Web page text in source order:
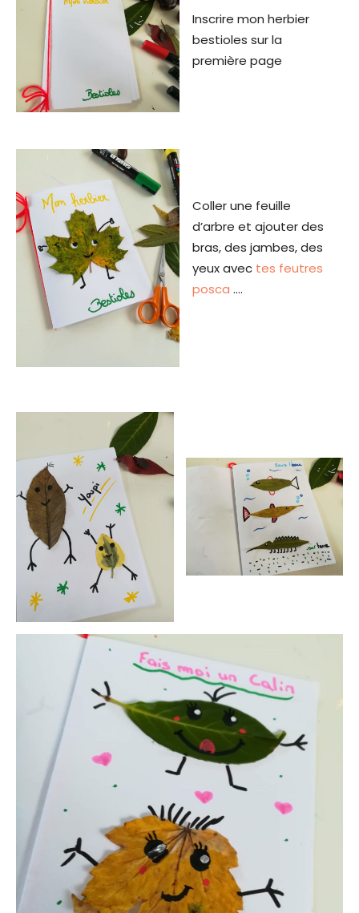
Inscrire mon herbier
bestioles sur la
première page
Coller une feuille
d’arbre et ajouter des
bras, des jambes, des
yeux avec tes feutres
posca ….